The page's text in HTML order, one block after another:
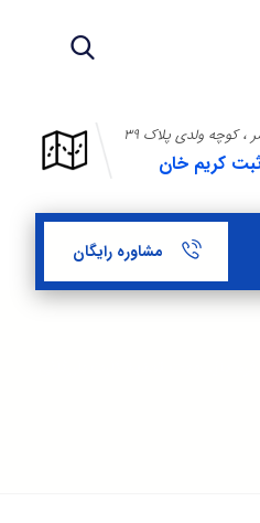
، کوچه ولدی پلاک ۳۹
کریم خان
مشاوره رایگان